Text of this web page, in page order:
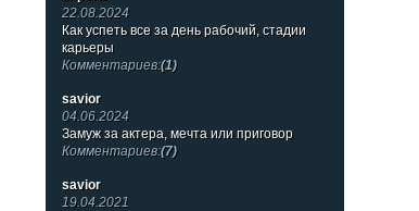
22.08.2024
Как успеть все за день рабочий, стадии
карьеры
Комментариев:(1)
savior
04.06.2024
Замуж за актера, мечта или приговор
Комментариев:(7)
savior
19.04.2021